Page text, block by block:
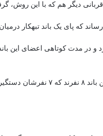
دیگر هم که با این روش،
که پای یک باند تبهکار
و در مدت کوتاهی اعضای این
رئیس کل دادگستری گلستان گفت: